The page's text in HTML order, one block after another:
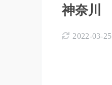
神奈川
2022-03-25